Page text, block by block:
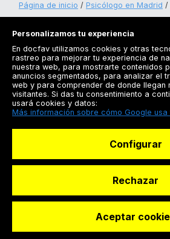
Solicitar
Página de inicio Psicólogo en Madrid
Registrarse
Docfav
© Dashboard
Personalizamos tu experiencia
En docfav utilizamos cookies y otras
rastreo para mejorar tu experiencia de
nuestra web, para mostrarte contenidos
anuncios segmentados, para analizar el
web y para comprender de donde llegan
visitantes. Si das tu consentimiento a
usará cookies y datos:
Más información sobre cómo Google usa
Configurar
Rechazar
Aceptar